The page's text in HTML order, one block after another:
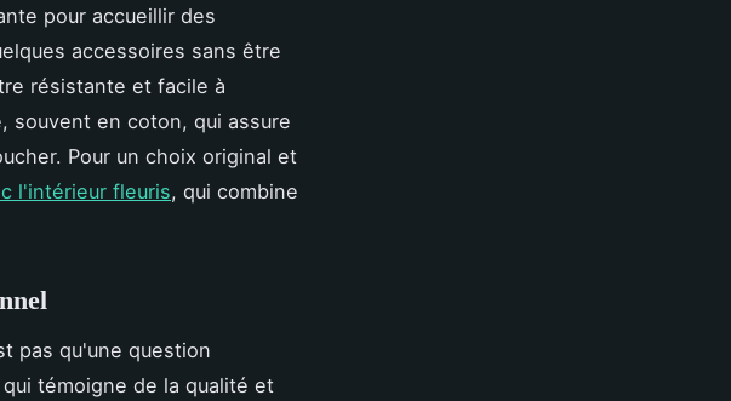
pour accueillir des
accessoires sans être
résistante et facile à
souvent en coton, qui assure
Pour un choix original et
l'intérieur fleuris, qui combine
pas qu'une question
témoigne de la qualité et